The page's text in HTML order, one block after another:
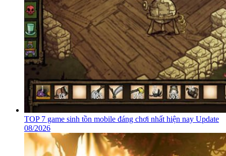
TOP 7 game sinh tồn mobile đáng chơi nhất hiện nay Update
08/2026